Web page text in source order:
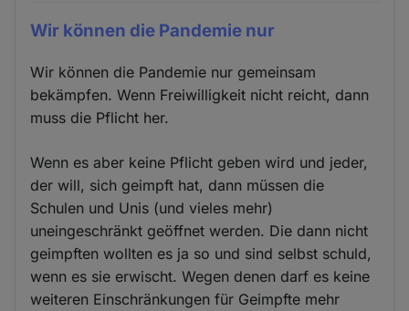
Wir können die Pandemie nur
Wir können die Pandemie nur gemeinsam
bekämpfen. Wenn Freiwilligkeit nicht reicht, dann
muss die Pflicht her.
Wenn es aber keine Pflicht geben wird und jeder,
der will, sich geimpft hat, dann müssen die
Schulen und Unis (und vieles mehr)
uneingeschränkt geöffnet werden. Die dann nicht
geimpften wollten es ja so und sind selbst schuld,
wenn es sie erwischt. Wegen denen darf es keine
weiteren Einschränkungen für Geimpfte mehr